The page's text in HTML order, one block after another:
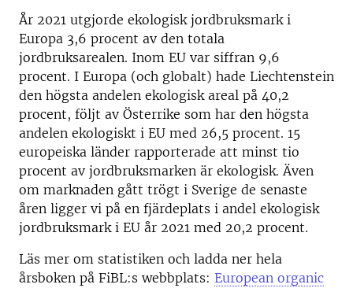
År 2021 utgjorde ekologisk jordbruksmark i
Europa 3,6 procent av den totala
jordbruksarealen. Inom EU var siffran 9,6
procent. I Europa (och globalt) hade Liechtenstein
den högsta andelen ekologisk areal på 40,2
procent, följt av Österrike som har den högsta
andelen ekologiskt i EU med 26,5 procent. 15
europeiska länder rapporterade att minst tio
procent av jordbruksmarken är ekologisk. Även
om marknaden gått trögt i Sverige de senaste
åren ligger vi på en fjärdeplats i andel ekologisk
jordbruksmark i EU år 2021 med 20,2 procent.
Läs mer om statistiken och ladda ner hela
årsboken på FiBL:s webbplats: European organic